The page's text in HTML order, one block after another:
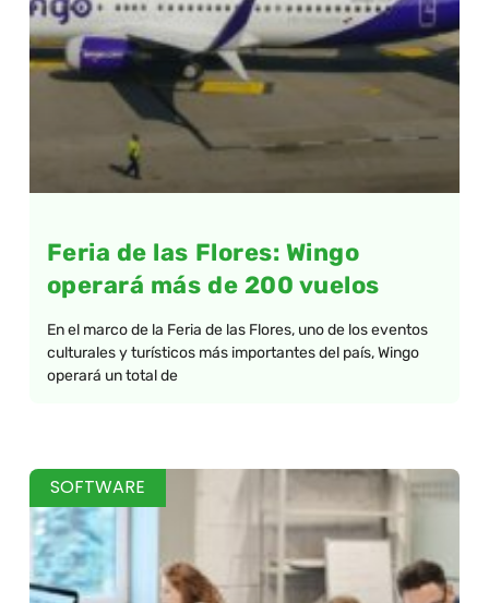
Feria de las Flores: Wingo
operará más de 200 vuelos
En el marco de la Feria de las Flores, uno de los eventos
culturales y turísticos más importantes del país, Wingo
operará un total de
SOFTWARE